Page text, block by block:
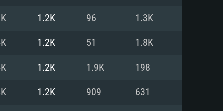
1.2K 96 1.3K
1.2K 51 1.8K
1.2K 1.9K 198
1.2K 909 631